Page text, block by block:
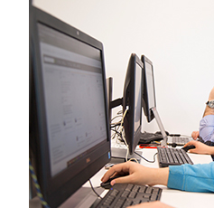
Side
Banner